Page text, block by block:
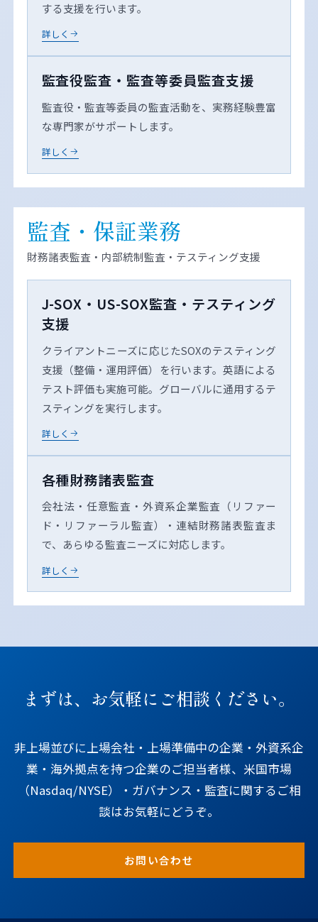
する支援を行います。
詳しく
監査役監査・監査等委員監査支援
監査役・監査等委員の監査活動を、実務経験豊富
な専門家がサポートします。
詳しく
監査・保証業務
財務諸表監査・内部統制監査・テスティング支援
J-SOX・US-SOX監査・テスティング
支援
クライアントニーズに応じたSOXのテスティング
支援（整備・運用評価）を行います。英語による
テスト評価も実施可能。グローバルに通用するテ
スティングを実行します。
詳しく
各種財務諸表監査
会社法・任意監査・外資系企業監査（リファー
ド・リファーラル監査）・連結財務諸表監査ま
で、あらゆる監査ニーズに対応します。
詳しく
まずは、お気軽にご相談ください。
非上場並びに上場会社・上場準備中の企業・外資系企
業・海外拠点を持つ企業のご担当者様、米国市場
（Nasdaq/NYSE）・ガバナンス・監査に関するご相
談はお気軽にどうぞ。
お問い合わせ